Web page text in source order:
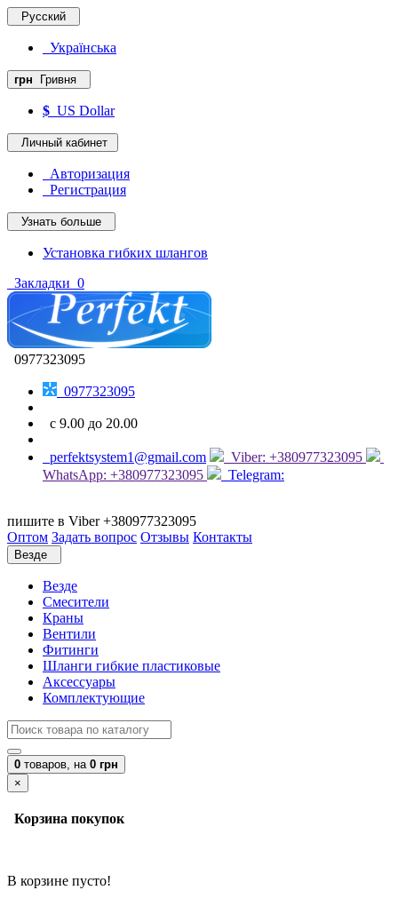
Русский
Українська
грн Гривня
$ US Dollar
Личный кабинет
Авторизация
Регистрация
Узнать больше
Установка гибких шлангов
Закладки 0
0977323095
0977323095
с 9.00 до 20.00
perfektsystem1@gmail.com
Viber: +380977323095
WhatsApp: +380977323095
Telegram:
пишите в Viber +380977323095
Оптом Задать вопрос Отзывы Контакты
Везде
Везде
Смесители
Краны
Вентили
Фитинги
Шланги гибкие пластиковые
Аксессуары
Комплектующие
0 товаров, на 0 грн
×
Корзина покупок
В корзине пусто!